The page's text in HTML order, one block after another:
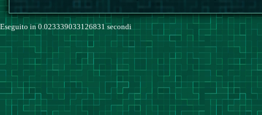
Eseguito in 0.023339033126831 secondi